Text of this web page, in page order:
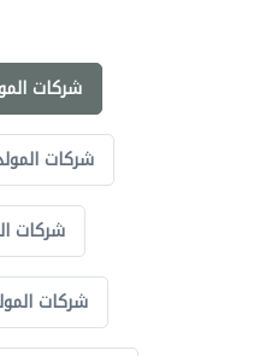
شركات
شركات
شركات
شركات